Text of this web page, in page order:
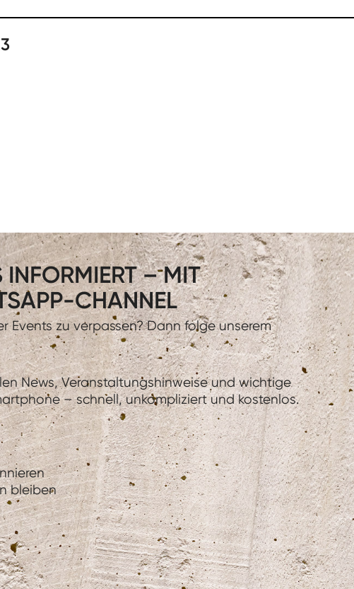
INFORMIERT – MIT
CHANNEL
Events zu verpassen? Dann folge unserem
News, Veranstaltungshinweise und wichtige
– schnell, unkompliziert und kostenlos.
bleiben